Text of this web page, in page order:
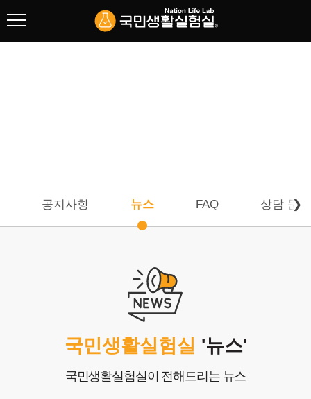
고객센터
공지사항 뉴스 FAQ 상담 문의
❯
국민생활실험실 '뉴스'
국민생활실험실이 전해드리는 뉴스